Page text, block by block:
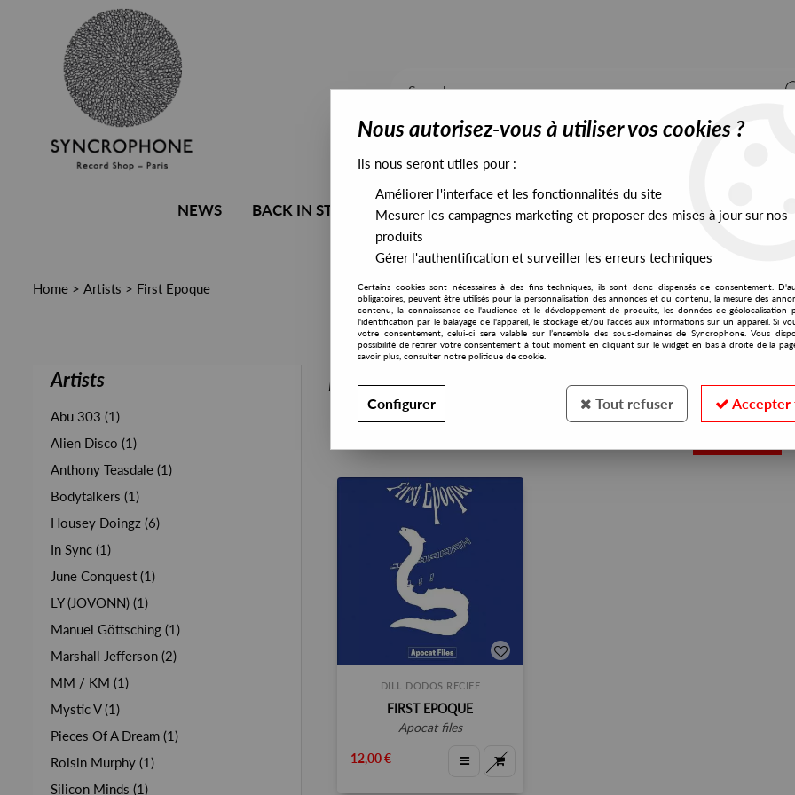
NEWS BACK IN STOCK ALL STOCK EXCLUSIVES PRESALES EXCLUSIVES
Home > Artists > First Epoque
Artists
Abu 303 (1)
Alien Disco (1)
Anthony Teasdale (1)
Bodytalkers (1)
Housey Doingz (6)
In Sync (1)
June Conquest (1)
LY (JOVONN) (1)
Manuel Göttsching (1)
Marshall Jefferson (2)
MM / KM (1)
Mystic V (1)
Pieces Of A Dream (1)
Roisin Murphy (1)
Silicon Minds (1)
PRESALES EXCLUSIVES
DILL DODOS RECIFE
FIRST EPOQUE
apocat files
12,00 €
Nous autorisez-vous à utiliser vos cookies ?
Ils nous seront utiles pour :
Améliorer l'interface et les fonctionnalités du site
Mesurer les campagnes marketing et proposer des mises à jour sur nos
produits
Gérer l'authentification et surveiller les erreurs techniques
Certains cookies sont nécessaires à des fins techniques, ils sont donc dispensés de consentement.
obligatoires, peuvent être utilisés pour la personnalisation des annonces et du contenu, la mesure des
contenu, la connaissance de l'audience et le développement de produits, les données de géolocalisation
l'identification par le balayage de l'appareil, le stockage et/ou l'accès aux informations sur un appareil. Si
votre consentement, celui-ci sera valable sur l’ensemble des sous-domaines de Syncrophone. Vous
possibilité de retirer votre consentement à tout moment en cliquant sur le widget en bas à droite de la
savoir plus, consulter notre politique de cookie.
Configurer Tout refuser Accepter